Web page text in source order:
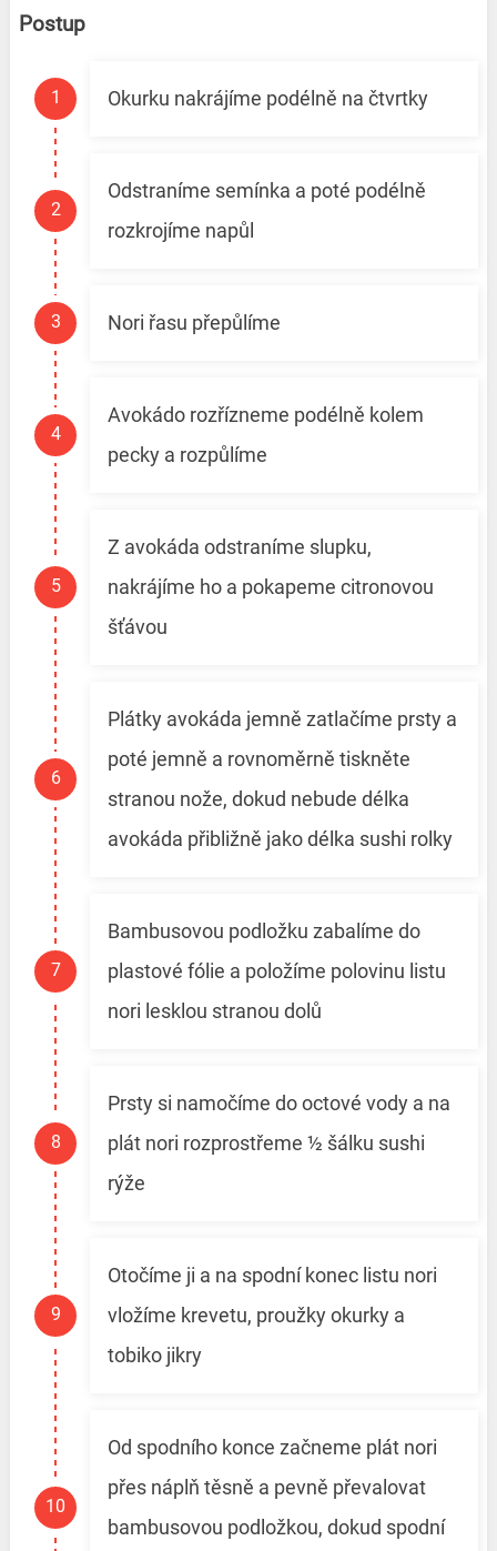
Postup
Okurku nakrájíme podélně na čtvrtky
Odstraníme semínka a poté podélně
rozkrojíme napůl
Nori řasu přepůlíme
Avokádo rozřízneme podélně kolem
pecky a rozpůlíme
Z avokáda odstraníme slupku,
nakrájíme ho a pokapeme citronovou
šťávou
Plátky avokáda jemně zatlačíme prsty a
poté jemně a rovnoměrně tiskněte
stranou nože, dokud nebude délka
avokáda přibližně jako délka sushi rolky
Bambusovou podložku zabalíme do
plastové fólie a položíme polovinu listu
nori lesklou stranou dolů
Prsty si namočíme do octové vody a na
plát nori rozprostřeme ½ šálku sushi
rýže
Otočíme ji a na spodní konec listu nori
vložíme krevetu, proužky okurky a
tobiko jikry
Od spodního konce začneme plát nori
přes náplň těsně a pevně převalovat
bambusovou podložkou, dokud spodní